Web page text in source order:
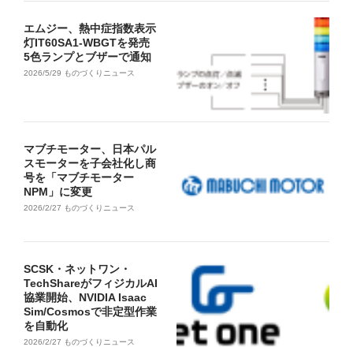
エムジー、熱中症指数表示
灯IT60SA1-WBGTを発売
5色ランプとブザーで通知
2026/5/29 ものづくりニュース
マブチモーター、日本パル
スモーターを子会社化し商
号を「マブチモーター
NPM」に変更
2026/2/27 ものづくりニュース
SCSK・ネットワン・
TechShareがフィジカルAI
協業開始、NVIDIA Isaac
Sim/Cosmosで非定型作業
を自動化
2026/2/27 ものづくりニュース